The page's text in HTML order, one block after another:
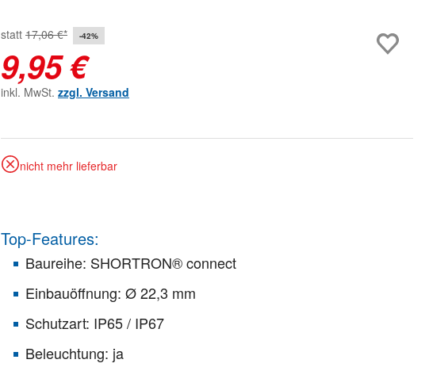
statt 17,06 €* -42%
9,95 €
inkl. MwSt. zzgl. Versand
nicht mehr lieferbar
Top-Features:
Baureihe: SHORTRON® connect
Einbauöffnung: Ø 22,3 mm
Schutzart: IP65 / IP67
Beleuchtung: ja